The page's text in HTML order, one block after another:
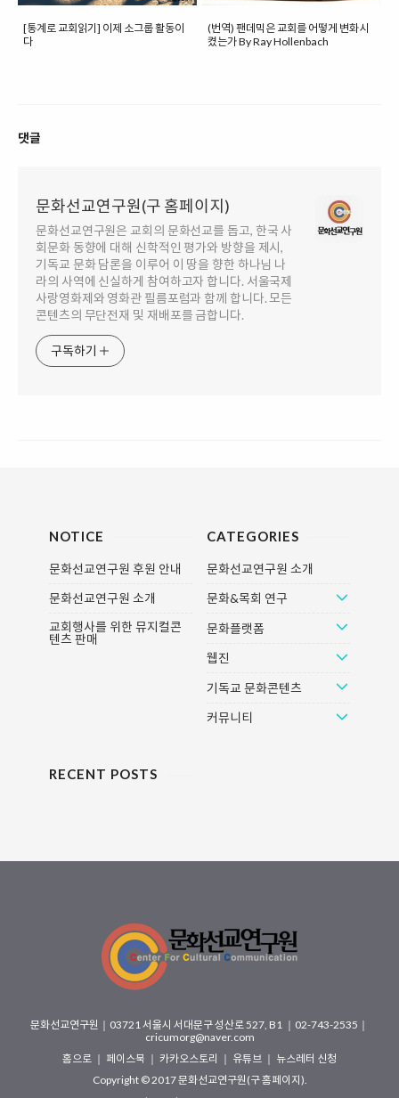
[통계로 교회읽기] 이제 소그룹 활동이
다
(번역) 팬데믹은 교회를 어떻게 변화시
켰는가 By Ray Hollenbach
댓글
문화선교연구원(구 홈페이지)
문화선교연구원은 교회의 문화선교를 돕고, 한국 사
회문화 동향에 대해 신학적인 평가와 방향을 제시,
기독교 문화 담론을 이루어 이 땅을 향한 하나님 나
라의 사역에 신실하게 참여하고자 합니다. 서울국제
사랑영화제와 영화관 필름포럼과 함께 합니다. 모든
콘텐츠의 무단전재 및 재배포를 금합니다.
구독하기
NOTICE
문화선교연구원 후원 안내
문화선교연구원 소개
교회행사를 위한 뮤지컬콘
텐츠 판매
CATEGORIES
문화선교연구원 소개
문화&목회 연구
문화플랫폼
웹진
기독교 문화콘텐츠
커뮤니티
RECENT POSTS
문화선교연구원 ｜ 03721 서울시 서대문구 성산로 527, B1 ｜02-743-2535｜
cricumorg@naver.com
홈으로 ｜ 페이스북 ｜ 카카오스토리 ｜ 유튜브 ｜ 뉴스레터 신청
Copyright © 2017문화선교연구원(구 홈페이지).